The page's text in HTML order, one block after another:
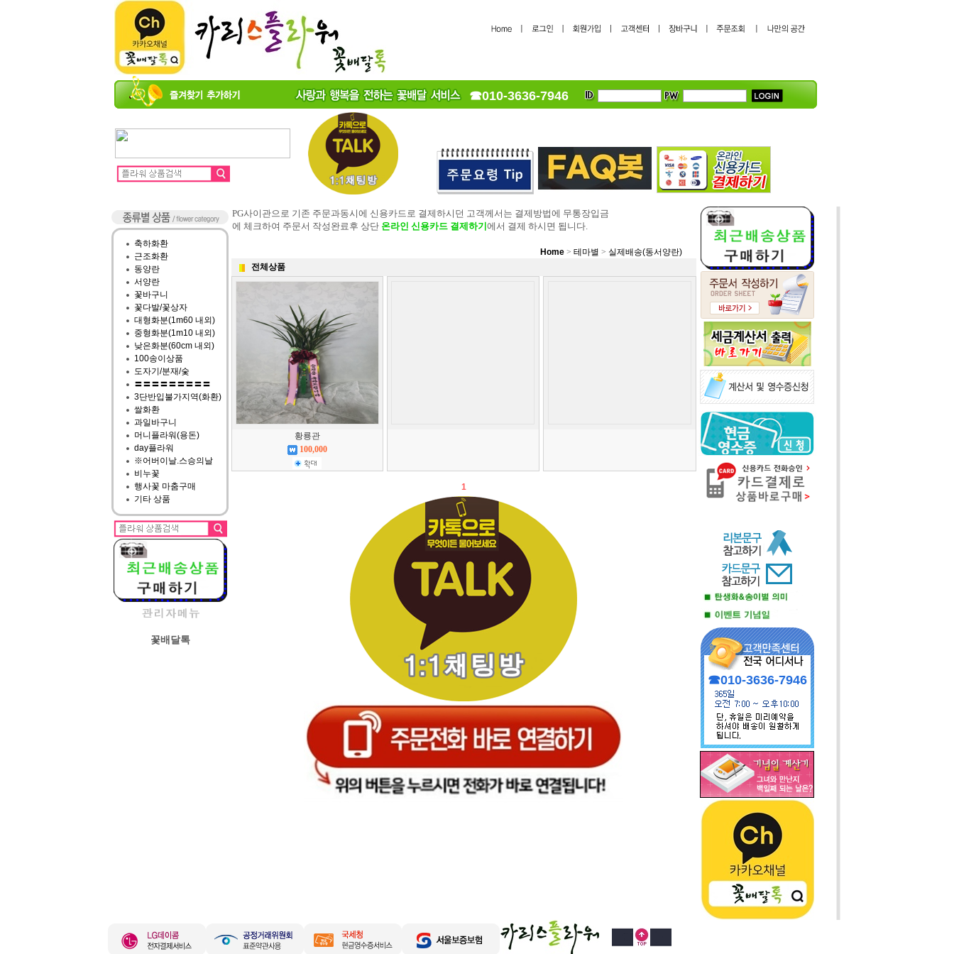
☎010-3636-7946
축하화환
근조화환
동양란
서양란
꽃바구니
꽃다발/꽃상자
대형화분(1m60 내외)
중형화분(1m10 내외)
낮은화분(60cm 내외)
100송이상품
도자기/분재/숯
〓〓〓〓〓〓〓〓〓
3단반입불가지역(화환)
쌀화환
과일바구니
머니플라워(용돈)
day플라워
※어버이날.스승의날
비누꽃
행사꽃 마춤구매
기타 상품
꽃배달톡
PG사이관으로 기존 주문과동시에 신용카드로 결제하시던 고객께서는 결제방법에 무통장입금
에 체크하여 주문서 작성완료후 상단 온라인 신용카드 결제하기 에서 결제 하시면 됩니다.
Home> 테마별 > 실제배송(동서양란)
전체상품
황룡관
100,000
1
☎010-3636-7946